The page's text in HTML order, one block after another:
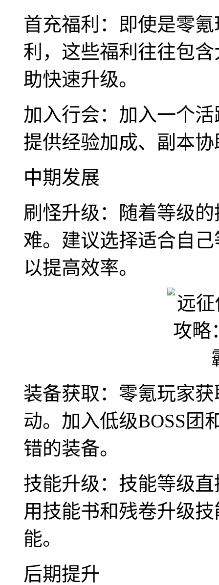
首充福利：即使是零
利，这些福利往往包
助快速升级。
加入行会：加入一个
提供经验加成、副本
中期发展
刷怪升级：随着等级
难。建议选择适合自
以提高效率。
装备获取：零氪玩家
动。加入低级BOSS团
错的装备。
技能升级：技能等级
用技能书和残卷升级
能。
后期提升